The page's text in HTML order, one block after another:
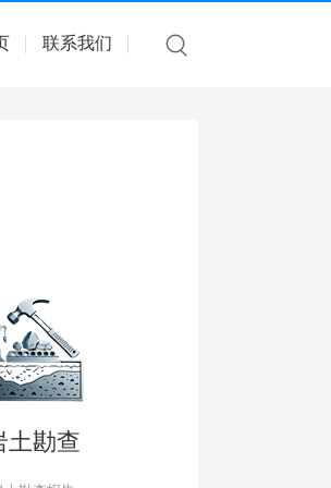
联系我们
土勘查